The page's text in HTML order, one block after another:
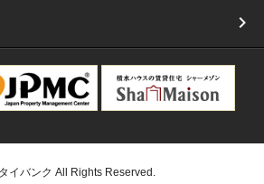
イバンク All Rights Reserved.